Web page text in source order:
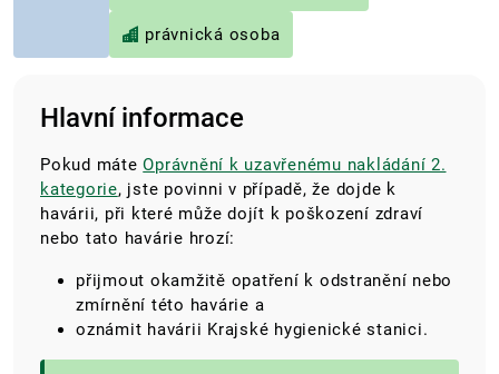
právnická osoba
Hlavní informace
Pokud máteOprávnění k uzavřenému nakládání 2.
kategorie, jste povinni v případě, že dojde k
havárii, při které může dojít k poškození zdraví
nebo tato havárie hrozí:
přijmout okamžitě opatření k odstranění nebo
zmírnění této havárie a
oznámit havárii Krajské hygienické stanici.